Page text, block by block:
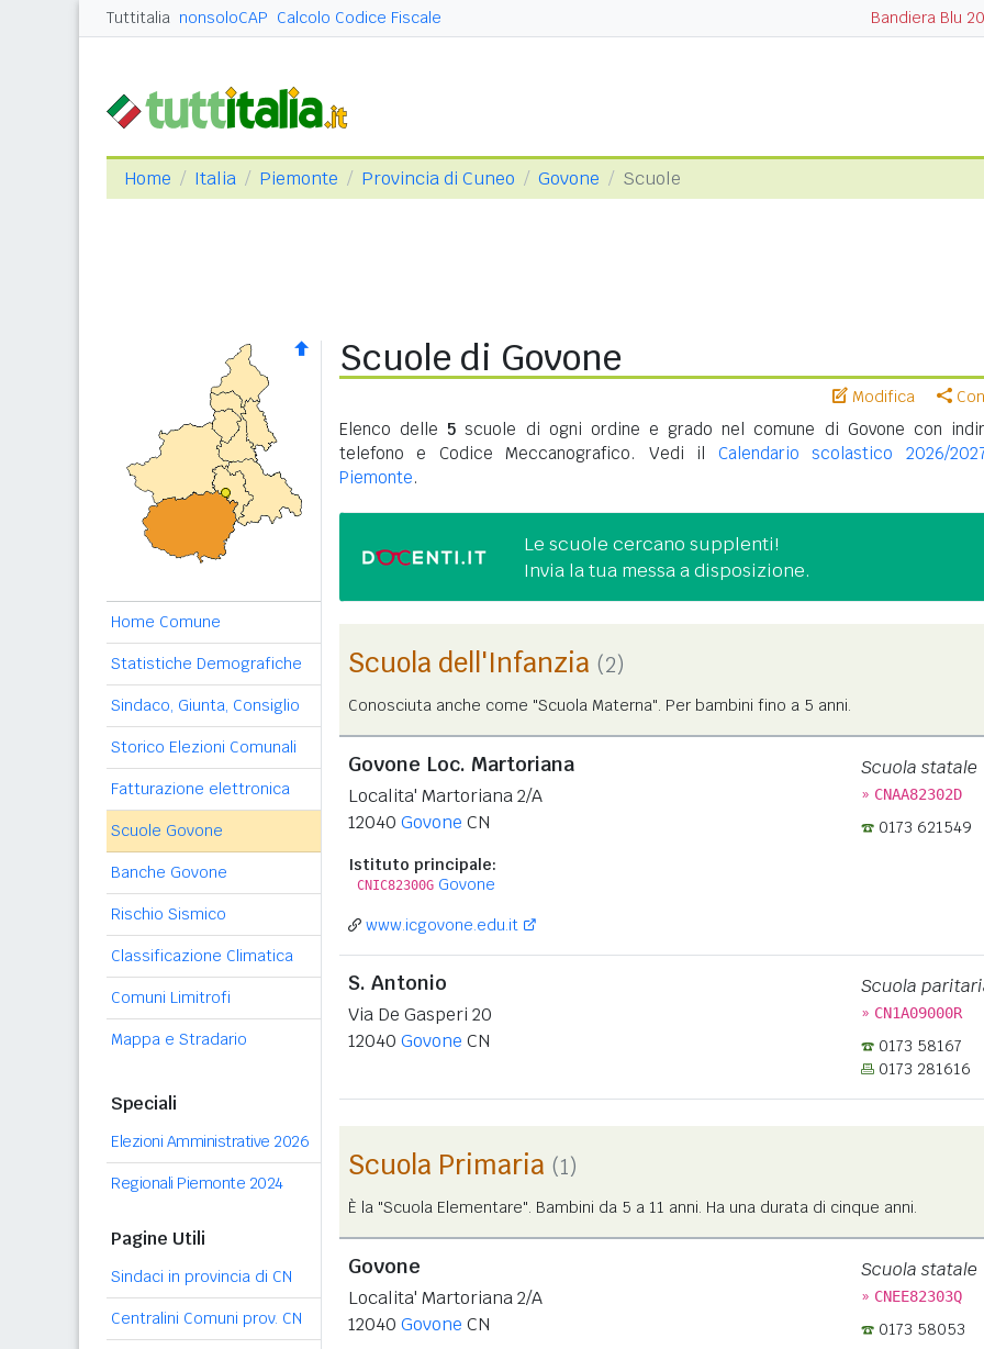
Tuttitalia nonsoloCAP Calcolo Codice Fiscale Bandiera Blu
Home Italia Piemonte Provincia di Cuneo Govone Scuole
Home Comune
Statistiche Demografiche
Sindaco, Giunta, Consiglio
Storico Elezioni Comunali
Fatturazione elettronica
Scuole Govone
Banche Govone
Rischio Sismico
Classificazione Climatica
Comuni Limitrofi
Mappa e Stradario
Speciali
Elezioni Amministrative 2026
Regionali Piemonte 2024
Pagine Utili
Sindaci in provincia di CN
Centralini Comuni prov. CN
Scuole di Govone
Modifica
Elenco delle 5 scuole di ogni ordine e grado nel comune di Govone con
telefono e Codice Meccanografico. Vedi il Calendario scolastico 2026/
Piemonte.
Le scuole cercano supplenti!
Invia la tua messa a disposizione.
Scuola dell'Infanzia (2)
Conosciuta anche come "Scuola Materna". Per bambini fino a 5 anni.
Govone Loc. Martoriana
Localita' Martoriana 2/A
12040 Govone CN
Istituto principale:
CNIC82300G Govone
Scuola statale
» CNAA82302D
0173 621549
www.icgovone.edu.it
S. Antonio
Via De Gasperi 20
12040 Govone CN
Scuola
» CN1A09000R
0173 58167
0173 281616
Scuola Primaria (1)
È la "Scuola Elementare". Bambini da 5 a 11 anni. Ha una durata di cinque anni.
Govone
Localita' Martoriana 2/A
12040 Govone CN
Scuola statale
» CNEE82303Q
0173 58053